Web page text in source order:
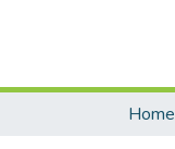
Home